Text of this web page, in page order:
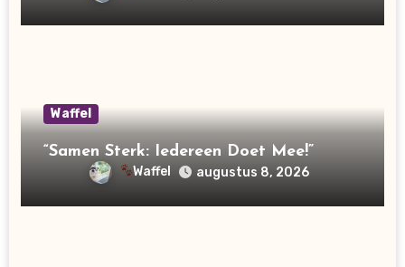
Waffel
“Samen Sterk: Iedereen Doet Mee!”
Waffel augustus 8, 2026